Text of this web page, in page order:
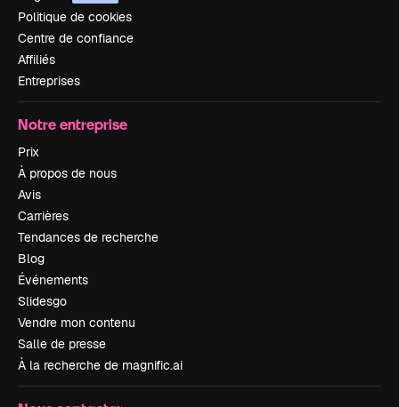
Politique de cookies
Centre de confiance
Affiliés
Entreprises
Notre entreprise
Prix
À propos de nous
Avis
Carrières
Tendances de recherche
Blog
Événements
Slidesgo
Vendre mon contenu
Salle de presse
À la recherche de magnific.ai